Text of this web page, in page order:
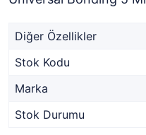
Diğer Özellikler
Stok Kodu
Marka
Stok Durumu